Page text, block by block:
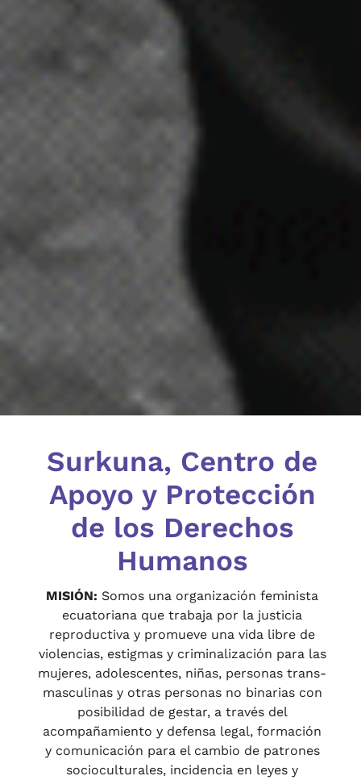
Surkuna, Centro de
Apoyo y Protección
de los Derechos
Humanos
MISIÓN: Somos una organización feminista
ecuatoriana que trabaja por la justicia
reproductiva y promueve una vida libre de
violencias, estigmas y criminalización para las
mujeres, adolescentes, niñas, personas trans-
masculinas y otras personas no binarias con
posibilidad de gestar, a través del
acompañamiento y defensa legal, formación
y comunicación para el cambio de patrones
socioculturales, incidencia en leyes y